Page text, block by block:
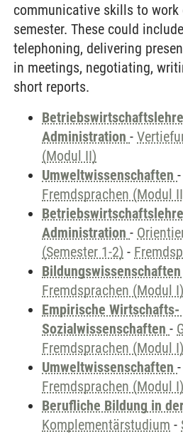
communicative skills to work
semester. These could
telephoning, delivering
in meetings, negotiating,
short reports.
Administration -
(Modul II)
Umweltwissenschaften -
Fremdsprachen (Modul
Administration -
(Semester 1-2) -
Bildungswissenschaften
Fremdsprachen (Modul I)
Empirische Wirtschafts-
Sozialwissenschaften -
Fremdsprachen (Modul I)
Umweltwissenschaften -
Fremdsprachen (Modul I)
Berufliche Bildung in
Komplementärstudium -